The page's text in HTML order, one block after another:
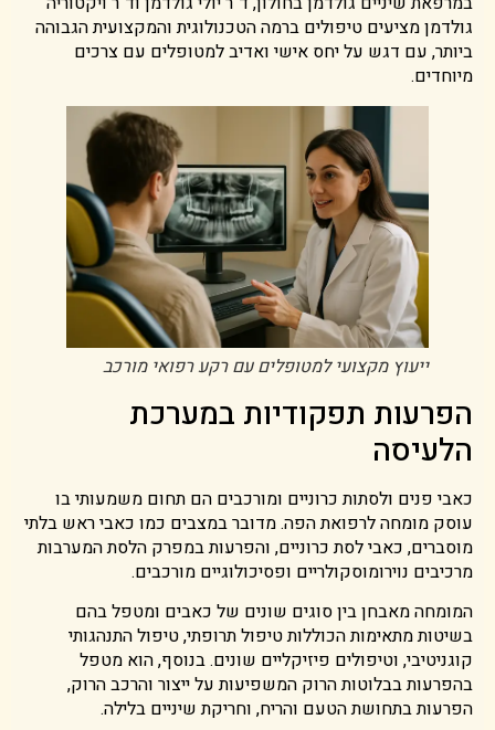
גולדמן מציעים טיפולים ברמה הטכנולוגית והמקצועית הגבוהה
ביותר, עם דגש על יחס אישי ואדיב למטופלים עם צרכים
מיוחדים.
ייעוץ מקצועי למטופלים עם רקע רפואי מורכב
הפרעות תפקודיות במערכת
הלעיסה
כאבי פנים ולסתות כרוניים ומורכבים הם תחום משמעותי בו
עוסק מומחה לרפואת הפה. מדובר במצבים כמו כאבי ראש בלתי
מוסברים, כאבי לסת כרוניים, והפרעות במפרק הלסת המערבות
מרכיבים נוירומוסקולריים ופסיכולוגיים מורכבים.
המומחה מאבחן בין סוגים שונים של כאבים ומטפל בהם
בשיטות מתאימות הכוללות טיפול תרופתי, טיפול התנהגותי
קוגניטיבי, וטיפולים פיזיקליים שונים. בנוסף, הוא מטפל
בהפרעות בבלוטות הרוק המשפיעות על ייצור והרכב הרוק,
הפרעות בתחושת הטעם והריח, וחריקת שיניים בלילה.